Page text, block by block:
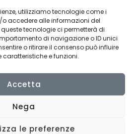
utilizziamo tecnologie come i
o accedere alle informazioni del
tecnologie ci permetterà di
di navigazione o ID unici
o ritirare il consenso può influire
e funzioni.
Accetta
Nega
le preferenze
legali
Privacy Policy